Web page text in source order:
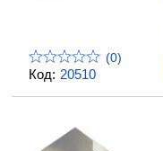
Код: 20510
(0)